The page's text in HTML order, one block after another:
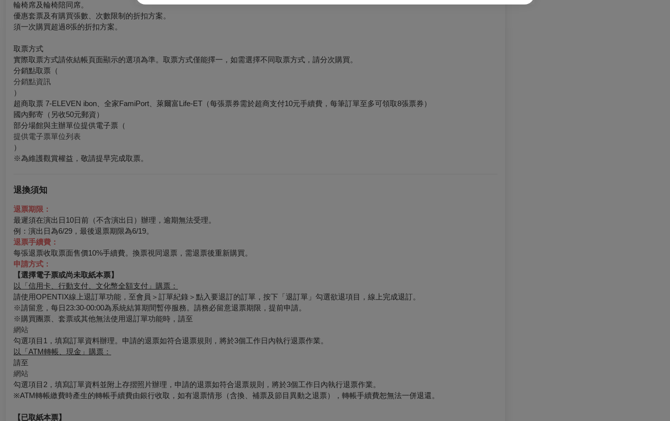
輪椅席及輪椅陪同席。
優惠套票及有購買張數、次數限制的折扣方案。
須一次購買超過8張的折扣方案。
取票方式
實際取票方式請依結帳頁面顯示的選項為準。取票方式僅能擇一，如需選擇不同取票方式，請分次購買。
分銷點取票（
分銷點資訊
）
超商取票 7-ELEVEN ibon、全家FamiPort、萊爾富Life-ET（每張票券需於超商支付10元手續費，每筆訂單至多可領取8張票券）
國內郵寄（另收50元郵資）
部分場館與主辦單位提供電子票（
提供電子票單位列表
）
※為維護觀賞權益，敬請提早完成取票。
退換須知
退票期限：
最遲須在演出日10日前（不含演出日）辦理，逾期無法受理。
例：演出日為6/29，最後退票期限為6/19。
退票手續費：
每張退票收取票面售價10%手續費。換票視同退票，需退票後重新購買。
申請方式：
【選擇電子票或尚未取紙本票】
以「信用卡、行動支付、文化幣全額支付」購票：
請使用OPENTIX線上退訂單功能，至會員＞訂單紀錄＞點入要退訂的訂單，按下「退訂單」勾選欲退項目，線上完成退訂。
※請留意，每日23:30-00:00為系統結算期間暫停服務。請務必留意退票期限，提前申請。
※購買團票、套票或其他無法使用退訂單功能時，請至
網站
勾選項目1，填寫訂單資料辦理。申請的退票如符合退票規則，將於3個工作日內執行退票作業。
以「ATM轉帳、現金」購票：
請至
網站
勾選項目2，填寫訂單資料並附上存摺照片辦理，申請的退票如符合退票規則，將於3個工作日內執行退票作業。
※ATM轉帳繳費時產生的轉帳手續費由銀行收取，如有退票情形（含換、補票及節目異動之退票），轉帳手續費恕無法一併退還。
【已取紙本票】